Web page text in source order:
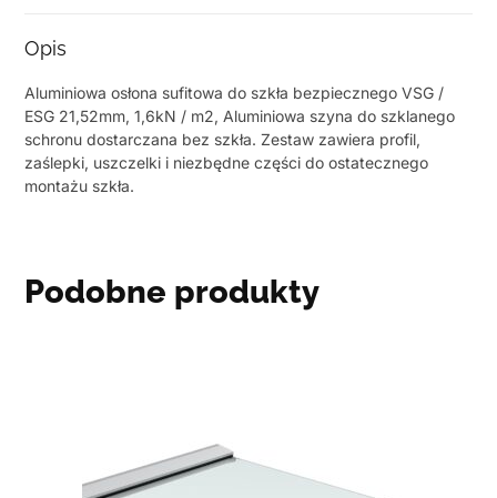
Opis
Aluminiowa osłona sufitowa do szkła bezpiecznego VSG /
ESG 21,52mm, 1,6kN / m2, Aluminiowa szyna do szklanego
schronu dostarczana bez szkła. Zestaw zawiera profil,
zaślepki, uszczelki i niezbędne części do ostatecznego
montażu szkła.
Podobne produkty